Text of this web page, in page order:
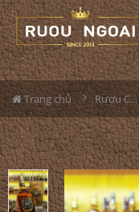
Trang chủ Rượu Chivas